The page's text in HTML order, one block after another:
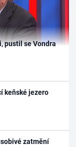
pustil se Vondra
keňské jezero
zatmění